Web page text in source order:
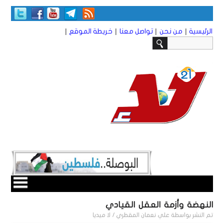
الرئيسية | من نحن | تواصل معنا | خريطة الموقع |
النهضة وأزمة العقل القيادي
تم النشر بواسطة علي نعمان المقطري / لا ميديا